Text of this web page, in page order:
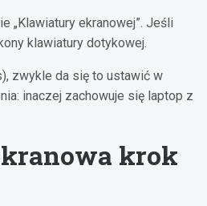
„Klawiatury ekranowej”. Jeśli
klawiatury dotykowej.
zwykle da się to ustawić w
inaczej zachowuje się laptop z
krok